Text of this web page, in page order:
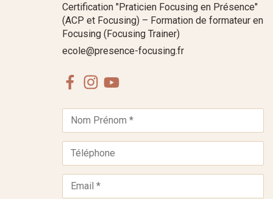
Certification "Praticien Focusing en Présence"
(ACP et Focusing) – Formation de formateur en
Focusing (Focusing Trainer)
ecole@presence-focusing.fr
FacebookInstagram